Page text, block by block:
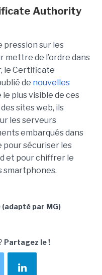
Authority
pression sur les
de l’ordre dans
le Certificate
de nouvelles
plus visible de ces
sites web, ils
les serveurs
embarqués dans
pour sécuriser les
et pour chiffrer le
smartphones.
(adapté par MG)
Partagez le !